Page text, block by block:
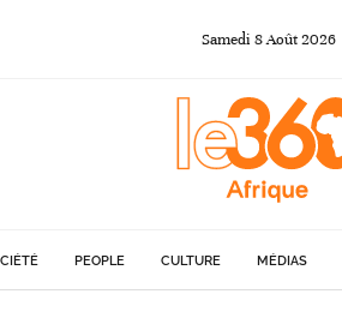
Samedi 8Août2026
PEOPLE CULTURE MÉDIAS